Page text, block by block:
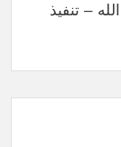
– تنفيذ